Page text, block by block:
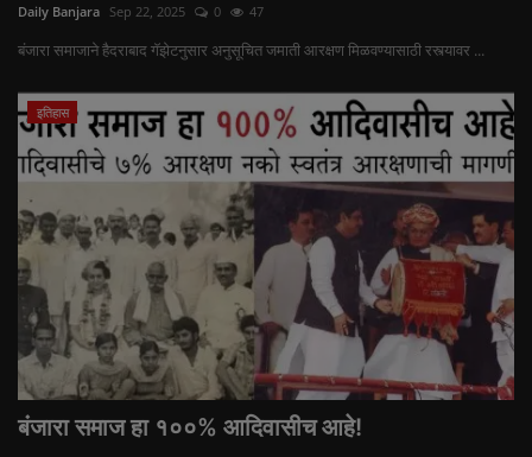
Daily Banjara Sep 22, 2025 0 47
बंजारा समाजाने हैदराबाद गॅझेटनुसार अनुसूचित जमाती आरक्षण मिळवण्यासाठी रस्त्यावर ...
इतिहास
बंजारा समाज हा १००% आदिवासीच आहे!